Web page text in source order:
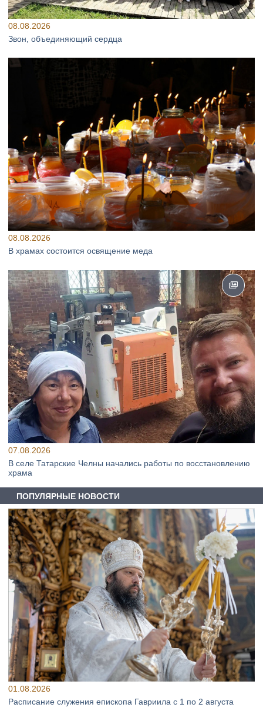
08.08.2026
Звон, объединяющий сердца
08.08.2026
В храмах состоится освящение меда
07.08.2026
В селе Татарские Челны начались работы по восстановлению
храма
ПОПУЛЯРНЫЕ НОВОСТИ
01.08.2026
Расписание служения епископа Гавриила с 1 по 2 августа